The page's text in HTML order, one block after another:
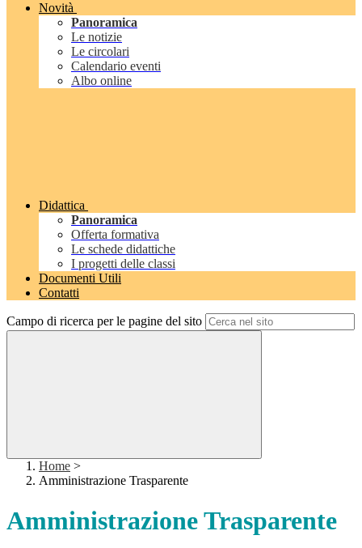
Novità
Panoramica
Le notizie
Le circolari
Calendario eventi
Albo online
Didattica
Panoramica
Offerta formativa
Le schede didattiche
I progetti delle classi
Documenti Utili
Contatti
Campo di ricerca per le pagine del sito
Home >
Amministrazione Trasparente
Amministrazione Trasparente